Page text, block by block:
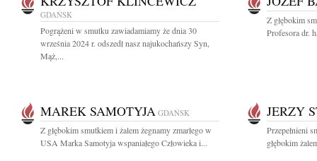
GDAŃSK
Pogrążeni w smutku zawiadamiamy że dnia 30
września 2024 r. odszedł nasz najukochańszy Syn,
Mąż,...
Z głębokim
Profesora dr.
MAREK SAMOTYJA GDAŃSK
Z głębokim smutkiem i żalem żegnamy zmarłego w
USA Marka Samotyja wspaniałego Człowieka i...
JERZY
Przepełnieni
głębokim